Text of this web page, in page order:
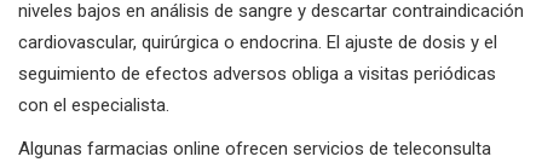
niveles bajos en análisis de sangre y descartar contraindicación
cardiovascular, quirúrgica o endocrina. El ajuste de dosis y el
seguimiento de efectos adversos obliga a visitas periódicas
con el especialista.
Algunas farmacias online ofrecen servicios de teleconsulta